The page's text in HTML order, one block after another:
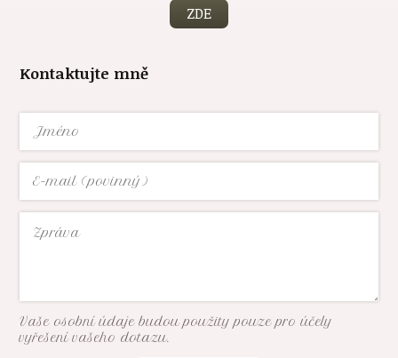
ZDE
Kontaktujte mně
Vaše osobní údaje budou použity pouze pro účely
vyřešení vašeho dotazu.